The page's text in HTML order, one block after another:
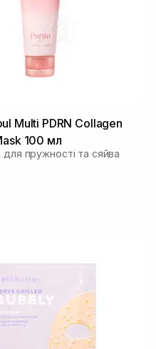
Multi PDRN Collagen
100 мл
для пружності та сяйва